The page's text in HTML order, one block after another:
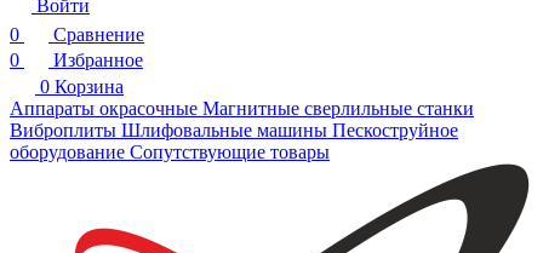
Войти
0
Сравнение
0
Избранное
0 Корзина
Аппараты окрасочные Магнитные сверлильные станки
Виброплиты Шлифовальные машины Пескоструйное
оборудование Сопутствующие товары